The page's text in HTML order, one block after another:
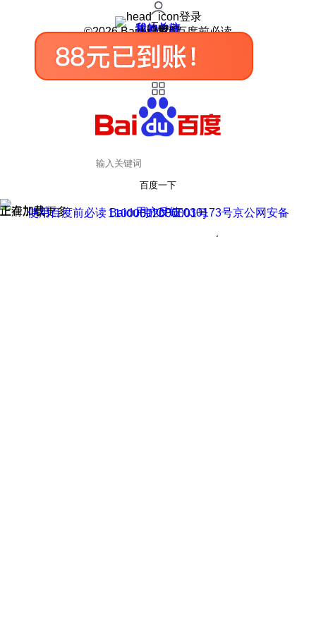
登录
我的关注
我的收藏
皮肤中心
用户反馈
设置
©2026 Baidu 使用百度前必读
百度一下
正在加载
上滑加载更多 用户反馈
使用百度前必读 Baidu 京ICP证030173号
京公网安备11000002000001号